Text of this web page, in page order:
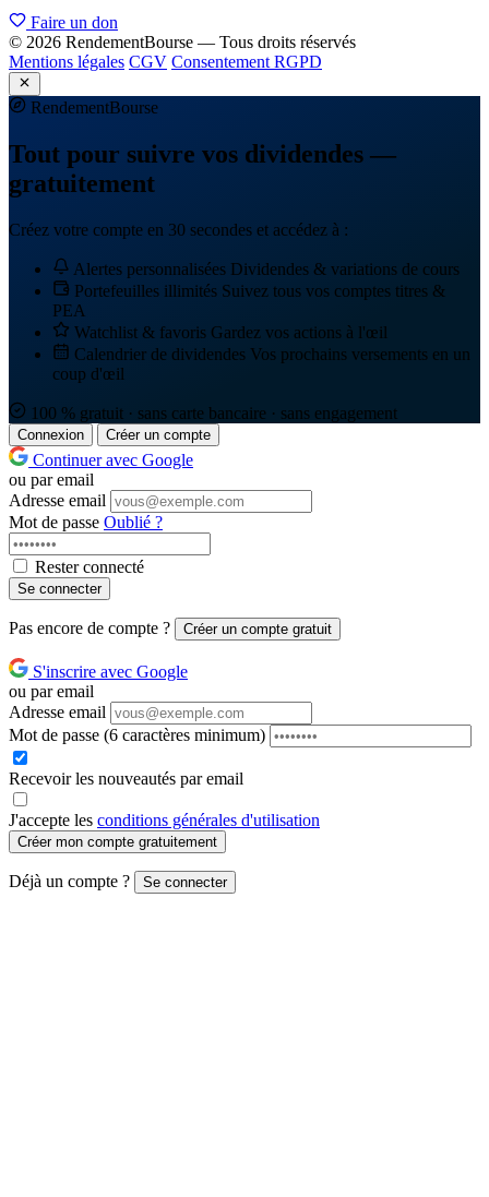
Faire un don
© 2026 RendementBourse — Tous droits réservés
Mentions légales CGV Consentement RGPD
RendementBourse
Tout pour suivre vos dividendes —
gratuitement
Créez votre compte en 30 secondes et accédez à :
Alertes personnalisées Dividendes & variations de cours
Portefeuilles illimités Suivez tous vos comptes titres &
PEA
Watchlist & favoris Gardez vos actions à l'œil
Calendrier de dividendes Vos prochains versements en un
coup d'œil
100 % gratuit · sans carte bancaire · sans engagement
Connexion Créer un compte
Continuer avec Google
ou par email
Adresse email
Mot de passe Oublié ?
Rester connecté
Se connecter
Pas encore de compte ? Créer un compte gratuit
S'inscrire avec Google
ou par email
Adresse email
Mot de passe (6 caractères minimum)
Recevoir les nouveautés par email
J'accepte les conditions générales d'utilisation
Créer mon compte gratuitement
Déjà un compte ? Se connecter